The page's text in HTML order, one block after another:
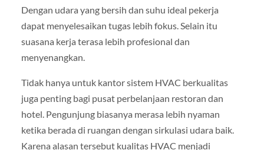
Dengan udara yang bersih dan suhu ideal pekerja
dapat menyelesaikan tugas lebih fokus. Selain itu
suasana kerja terasa lebih profesional dan
menyenangkan.
Tidak hanya untuk kantor sistem HVAC berkualitas
juga penting bagi pusat perbelanjaan restoran dan
hotel. Pengunjung biasanya merasa lebih nyaman
ketika berada di ruangan dengan sirkulasi udara baik.
Karena alasan tersebut kualitas HVAC menjadi